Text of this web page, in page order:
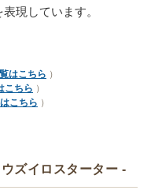
現しています。
はこちら ）
こちら ）
こちら ）
ズイロスターター -